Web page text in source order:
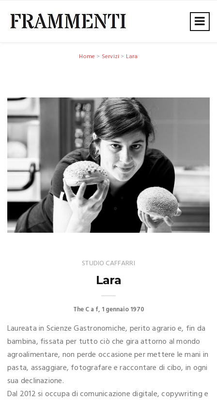
Home > Servizi > Lara
STUDIO CAFFARRI
Lara
The C a f 1 gennaio 1970
Laureata in Scienze Gastronomiche, perito agrario e, fin da
bambina, fissata per tutto ciò che gira attorno al mondo
agroalimentare, non perde occasione per mettere le mani in
pasta, assaggiare, fotografare e raccontare di cibo, in ogni
sua declinazione.
Dal 2012 si occupa di comunicazione digitale, copywriting e